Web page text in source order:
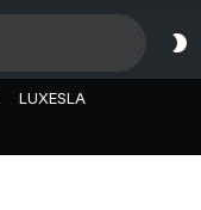
LUXESLA